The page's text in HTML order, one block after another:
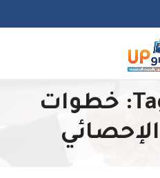
Tag Archives: خطوات